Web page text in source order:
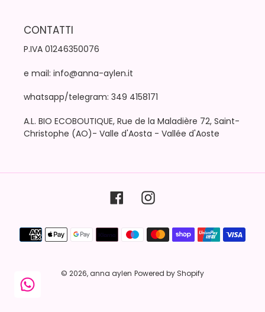
CONTATTI
P.IVA 01246350076
e mail: info@anna-aylen.it
whatsapp/telegram: 349 4158171
A.L. BIO ECOBOUTIQUE, Rue de la Maladière 72, Saint-
Christophe (AO)- Valle d'Aosta - Vallée d'Aoste
FacebookInstagram
Metodi
di
© 2026,anna aylen Powered by Shopify